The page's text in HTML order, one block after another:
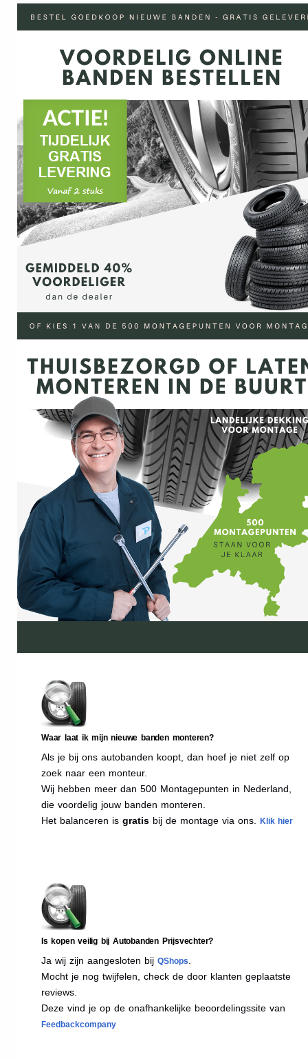
Waar laat ik mijn nieuwe banden monteren?
Als je bij ons autobanden koopt, dan hoef je niet zelf op
zoek naar een monteur.
Wij hebben meer dan 500 Montagepunten in Nederland,
die voordelig jouw banden monteren.
Het balanceren is gratis bij de montage via ons. Klik hier
Is kopen veilig bij Autobanden Prijsvechter?
Ja wij zijn aangesloten bij QShops
Mocht je nog twijfelen, check de door klanten geplaatste
reviews.
Deze vind je op de onafhankelijke beoordelingssite van
Feedbackcompany